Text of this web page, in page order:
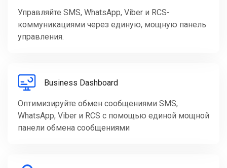
Управляйте SMS, WhatsApp, Viber и RCS-
коммуникациями через единую, мощную панель
управления.
Business Dashboard
Оптимизируйте обмен сообщениями SMS,
WhatsApp, Viber и RCS с помощью единой мощной
панели обмена сообщениями